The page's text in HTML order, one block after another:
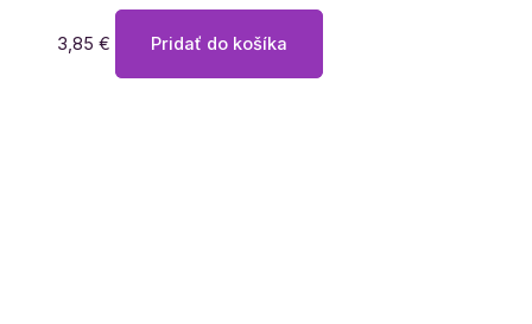
3,85 € Pridať do košíka